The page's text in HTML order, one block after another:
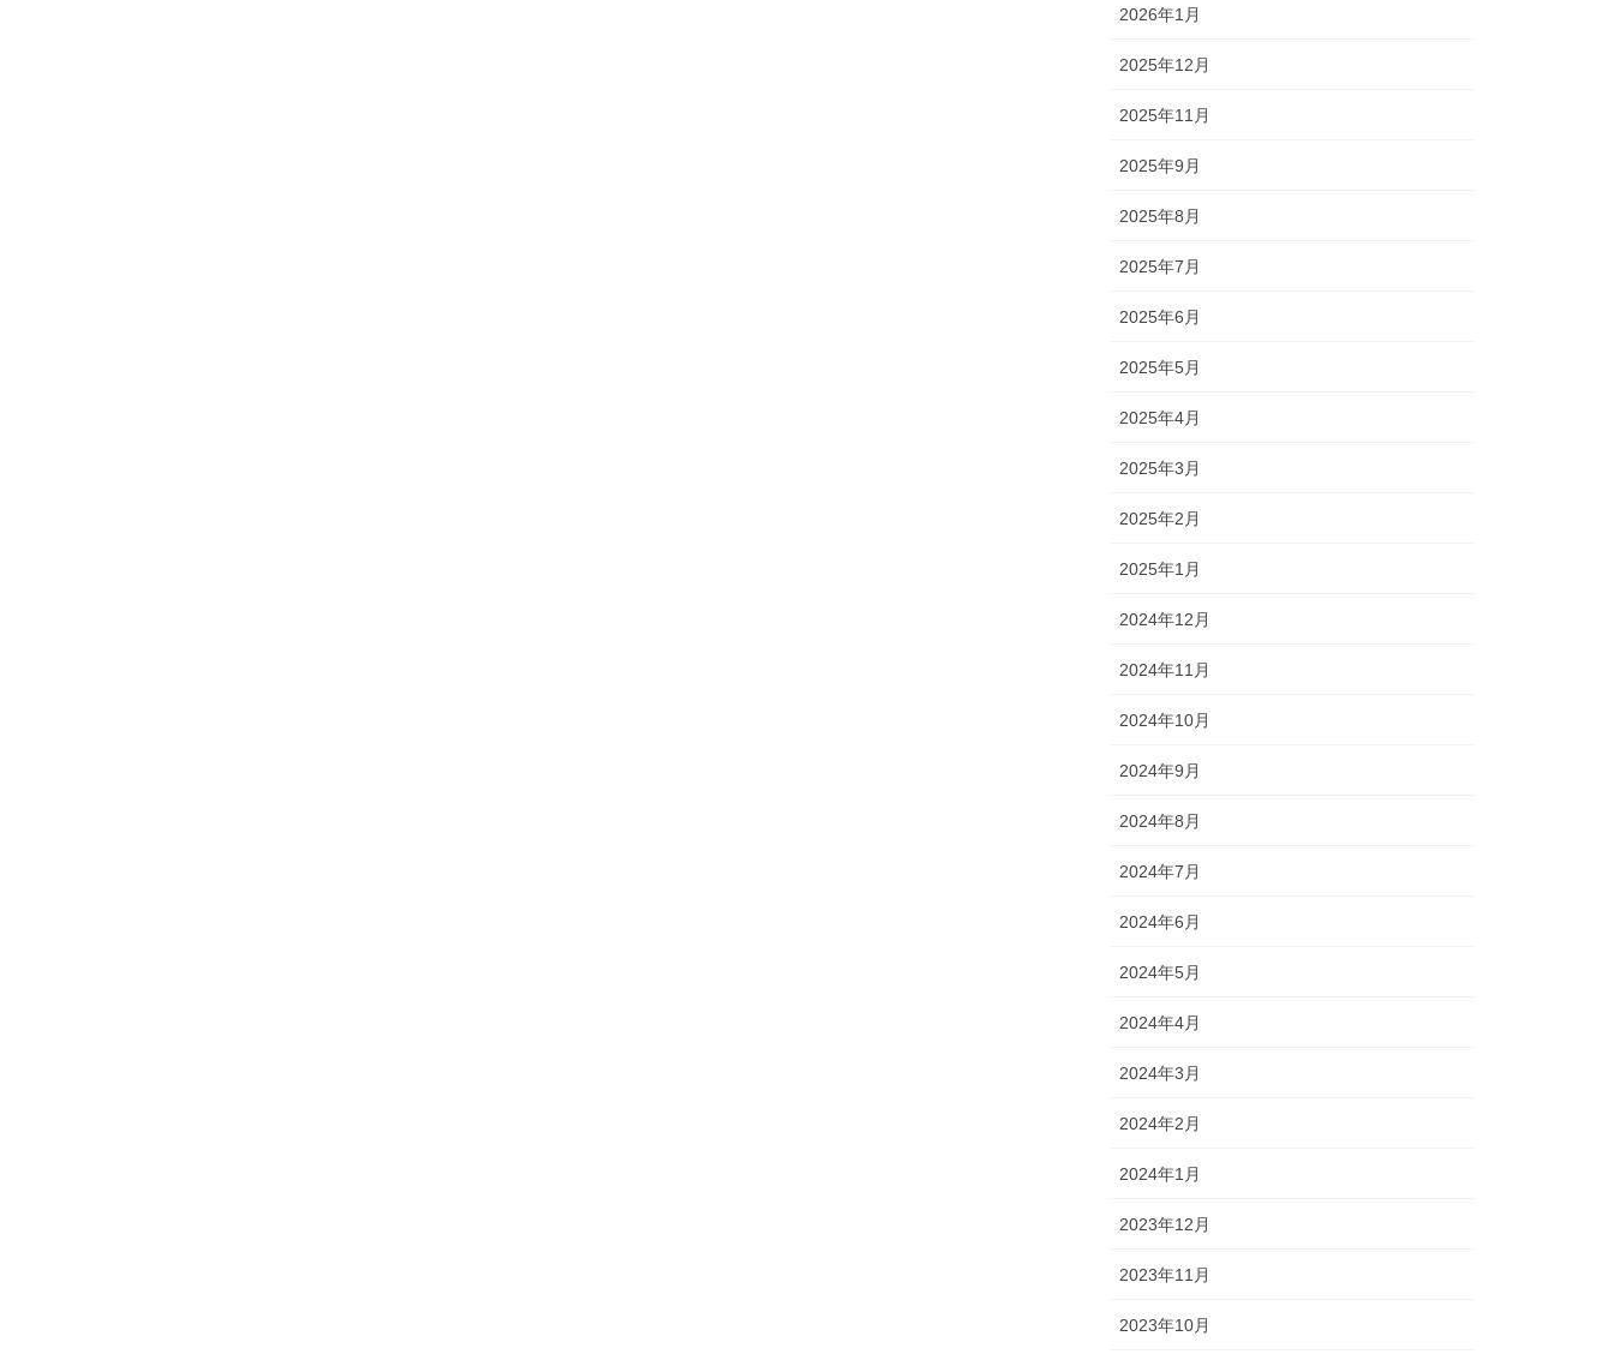
2026年1月
2025年12月
2025年11月
2025年9月
2025年8月
2025年7月
2025年6月
2025年5月
2025年4月
2025年3月
2025年2月
2025年1月
2024年12月
2024年11月
2024年10月
2024年9月
2024年8月
2024年7月
2024年6月
2024年5月
2024年4月
2024年3月
2024年2月
2024年1月
2023年12月
2023年11月
2023年10月